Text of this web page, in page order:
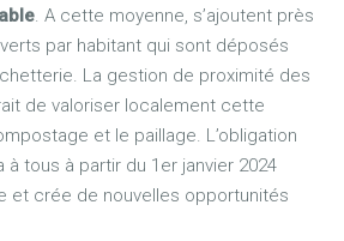
. A cette moyenne, s’ajoutent près
par habitant qui sont déposés
La gestion de proximité des
de valoriser localement cette
et le paillage. L’obligation
à tous à partir du 1er janvier 2024
et crée de nouvelles opportunités